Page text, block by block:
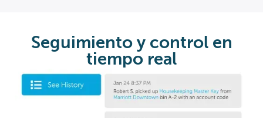
Seguimiento y control en
tiempo real